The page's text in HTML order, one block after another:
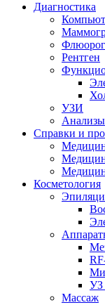
Диагностика
Рентген
УЗИ
Анализы
Справки и
Косметология
УЗ
Массаж